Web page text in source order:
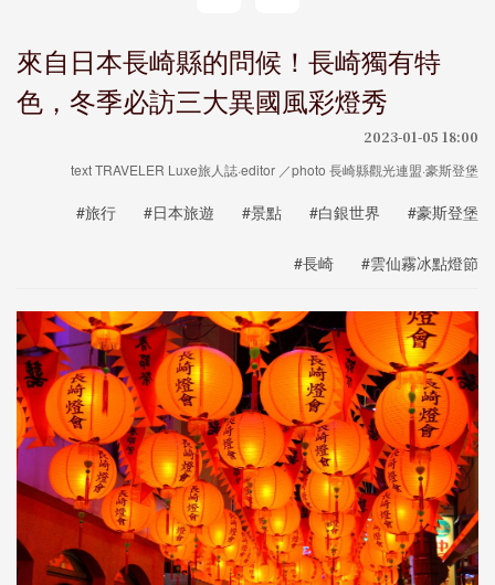
來自日本長崎縣的問候！長崎獨有特
色，冬季必訪三大異國風彩燈秀
2023-01-05 18:00
text TRAVELER Luxe旅人誌·editor ／photo 長崎縣觀光連盟·豪斯登堡
#旅行 #日本旅遊 #景點 #白銀世界 #豪斯登堡
#長崎 #雲仙霧冰點燈節